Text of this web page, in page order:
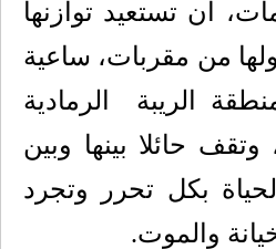
أن تستعيد توازنها
من مقربات، ساعية
الريبة
الرمادية
حائلا بينها وبين
بكل تحرر وتجرد
والموت.